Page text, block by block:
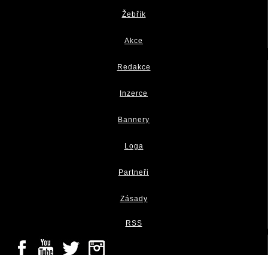
Žebřík
Akce
Redakce
Inzerce
Bannery
Loga
Partneři
Zásady
RSS